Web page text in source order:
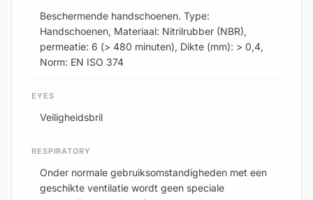
Beschermende handschoenen. Type:
Handschoenen, Materiaal: Nitrilrubber (NBR),
permeatie: 6 (> 480 minuten), Dikte (mm): > 0,4,
Norm: EN ISO 374
EYES
Veiligheidsbril
RESPIRATORY
Onder normale gebruiksomstandigheden met een
geschikte ventilatie wordt geen speciale